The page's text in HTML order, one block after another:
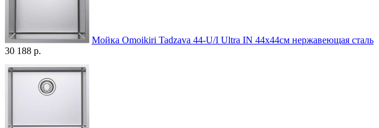
Мойка Omoikiri Tadzava 44-U/I Ultra IN 44х44см нержавеющая сталь
30 188 р.